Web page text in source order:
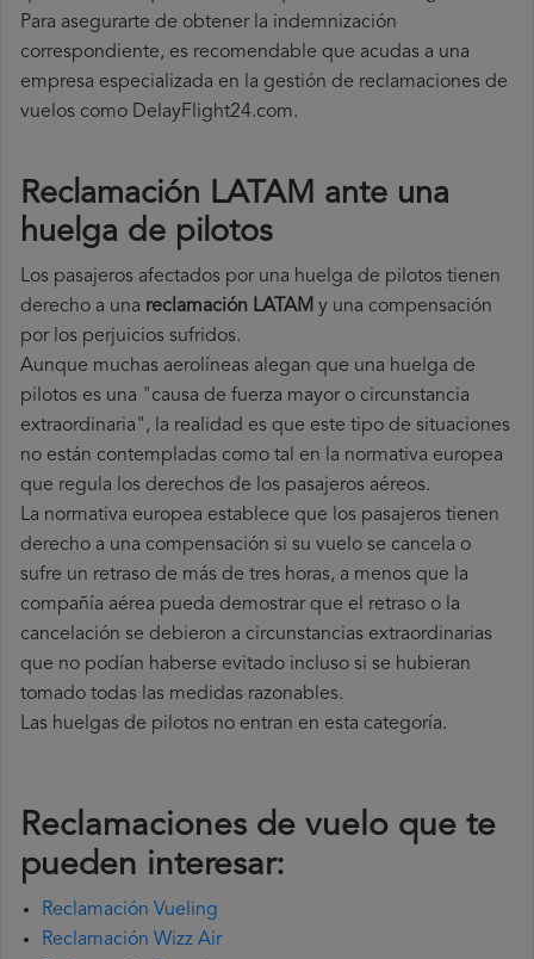
Para asegurarte de obtener la indemnización
correspondiente, es recomendable que acudas a una
empresa especializada en la gestión de reclamaciones de
vuelos como DelayFlight24.com.
Reclamación LATAM ante una
huelga de pilotos
Los pasajeros afectados por una huelga de pilotos tienen
derecho a una reclamación LATAM y una compensación
por los perjuicios sufridos.
Aunque muchas aerolíneas alegan que una huelga de
pilotos es una "causa de fuerza mayor o circunstancia
extraordinaria", la realidad es que este tipo de situaciones
no están contempladas como tal en la normativa europea
que regula los derechos de los pasajeros aéreos.
La normativa europea establece que los pasajeros tienen
derecho a una compensación si su vuelo se cancela o
sufre un retraso de más de tres horas, a menos que la
compañía aérea pueda demostrar que el retraso o la
cancelación se debieron a circunstancias extraordinarias
que no podían haberse evitado incluso si se hubieran
tomado todas las medidas razonables.
Las huelgas de pilotos no entran en esta categoría.
Reclamaciones de vuelo que te
pueden interesar:
Reclamación Vueling
Reclamación Wizz Air